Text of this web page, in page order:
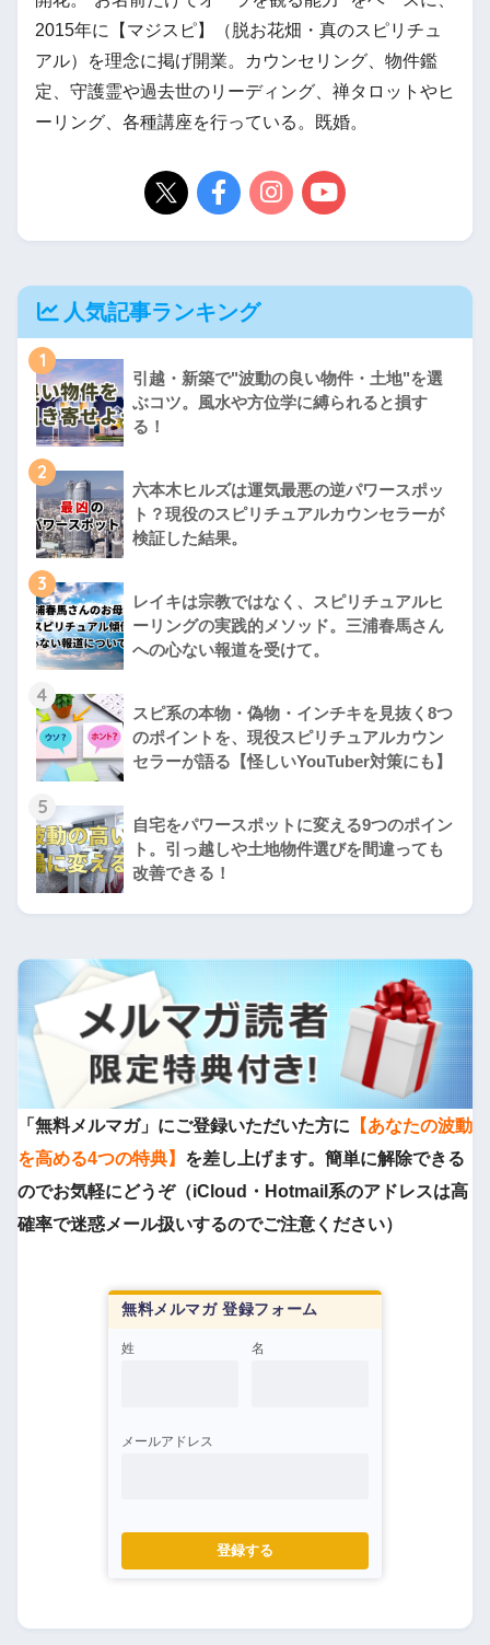
2015年に【マジスピ】（脱お花畑・真のスピリチュ
アル）を理念に掲げ開業。カウンセリング、物件鑑
定、守護霊や過去世のリーディング、禅タロットやヒ
ーリング、各種講座を行っている。既婚。
人気記事ランキング
1
引越・新築で"波動の良い物件・土地"を選
ぶコツ。風水や方位学に縛られると損す
る！
2
六本木ヒルズは運気最悪の逆パワースポッ
ト？現役のスピリチュアルカウンセラーが
検証した結果。
3
レイキは宗教ではなく、スピリチュアルヒ
ーリングの実践的メソッド。三浦春馬さん
への心ない報道を受けて。
4
スピ系の本物・偽物・インチキを見抜く8つ
のポイントを、現役スピリチュアルカウン
セラーが語る【怪しいYouTuber対策にも】
5
自宅をパワースポットに変える9つのポイン
ト。引っ越しや土地物件選びを間違っても
改善できる！
「無料メルマガ」にご登録いただいた方に 【あなたの波動
を高める4つの特典】 を差し上げます。簡単に解除できる
のでお気軽にどうぞ（iCloud・Hotmail系のアドレスは高
確率で迷惑メール扱いするのでご注意ください）
無料メルマガ 登録フォーム
姓 名
メールアドレス
登録する